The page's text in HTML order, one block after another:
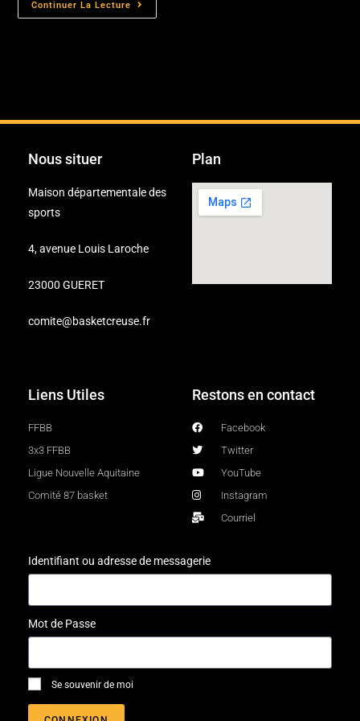
Continuer La Lecture
Nous situer
Maison départementale des
sports
4, avenue Louis Laroche
23000 GUERET
comite@basketcreuse.fr
Plan
Liens Utiles
FFBB
3x3 FFBB
Ligue Nouvelle Aquitaine
Comité 87 basket
Restons en contact
Facebook
Twitter
YouTube
Instagram
Courriel
Identifiant ou adresse de messagerie
Mot de Passe
Se souvenir de moi